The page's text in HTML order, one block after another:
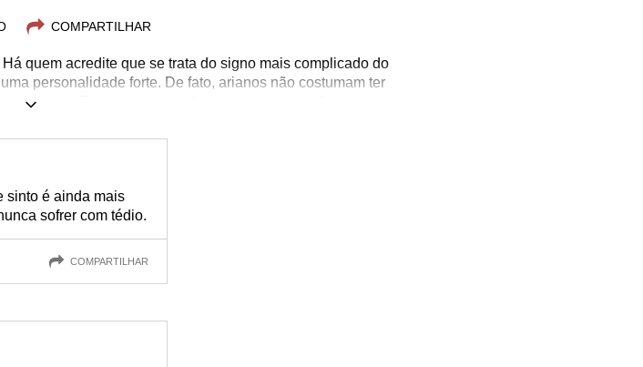
COMPARTILHAR
quem acredite que se trata do signo mais complicado do
personalidade forte. De fato, arianos não costumam ter
e dentes. Talvez esse tipo de posicionamento tão certeiro
certeza vai adorá-los. Eles costumam ser metódicos e
Que tal decifrá-los usando as palavras? Venha saber um
sinto é ainda mais
sofrer com tédio.
COMPARTILHAR